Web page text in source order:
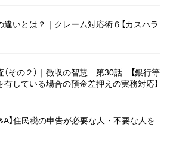
いとは？｜クレーム対応術６【カスハラ
（その２）｜徴収の智慧 第30話 【銀行等
している場合の預金差押えの実務対応】
】住民税の申告が必要な人・不要な人を